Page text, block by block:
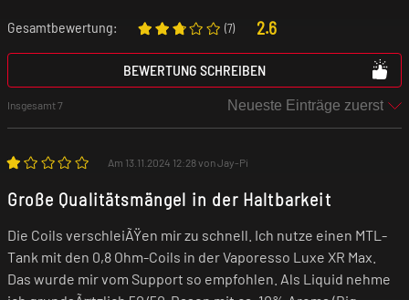
Gesamtbewertung: (7) 2.6
BEWERTUNG SCHREIBEN
Insgesamt 7
Am 13.11.2024 12:28 von Jay-Pi
Große Qualitätsmängel in der Haltbarkeit
Die Coils verschleiÃŸen mir zu schnell. Ich nutze einen MTL-
Tank mit den 0,8 Ohm-Coils in der Vaporesso Luxe XR Max.
Das wurde mir vom Support so empfohlen. Als Liquid nehme